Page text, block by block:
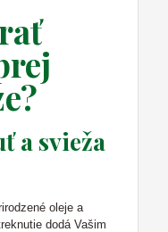
a svieža
oleje a
dodá Vašim